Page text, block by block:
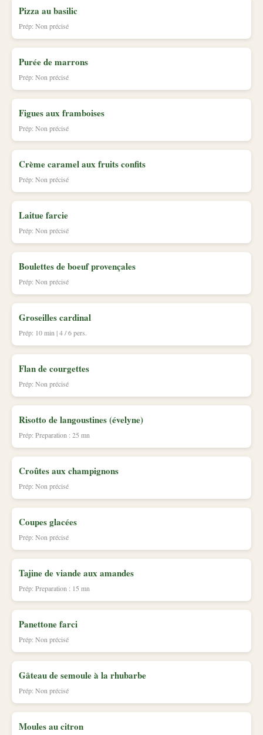
Pizza au basilic
Prép: Non précisé
Purée de marrons
Prép: Non précisé
Figues aux framboises
Prép: Non précisé
Crème caramel aux fruits confits
Prép: Non précisé
Laitue farcie
Prép: Non précisé
Boulettes de boeuf provençales
Prép: Non précisé
Groseilles cardinal
Prép: 10 min | 4 / 6 pers.
Flan de courgettes
Prép: Non précisé
Risotto de langoustines (évelyne)
Prép: Preparation : 25 mn
Croûtes aux champignons
Prép: Non précisé
Coupes glacées
Prép: Non précisé
Tajine de viande aux amandes
Prép: Preparation : 15 mn
Panettone farci
Prép: Non précisé
Gâteau de semoule à la rhubarbe
Prép: Non précisé
Moules au citron